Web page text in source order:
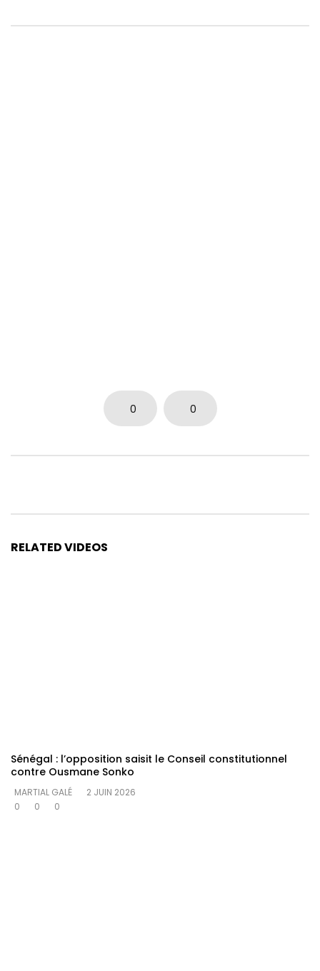
0 0
RELATED VIDEOS
Sénégal : l’opposition saisit le Conseil constitutionnel
contre Ousmane Sonko
MARTIAL GALÉ
2 JUIN 2026
0
0 0